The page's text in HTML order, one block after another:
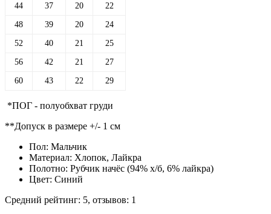
44 37 20 22
48 39 20 24
52 40 21 25
56 42 21 27
60 43 22 29
*ПОГ - полуобхват груди
**Допуск в размере +/- 1 см
Пол: Мальчик
Материал: Хлопок, Лайкра
Полотно: Рубчик начёс (94% х/б, 6% лайкра)
Цвет: Синий
Средний рейтинг: 5, отзывов: 1